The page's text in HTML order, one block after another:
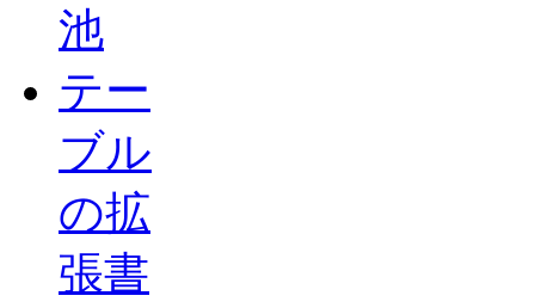
池
テー
ブル
の拡
張書